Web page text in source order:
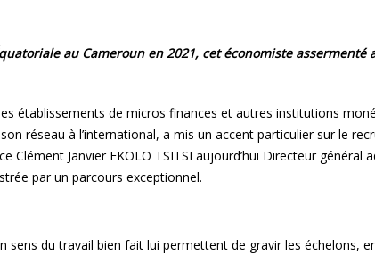
au Cameroun en 2021, cet économiste assermenté
établissements de micros finances et autres institutions
réseau à l’international, a mis un accent particulier sur le
Janvier EKOLO TSITSI aujourd’hui Directeur général
par un parcours exceptionnel.
du travail bien fait lui permettent de gravir les échelons,